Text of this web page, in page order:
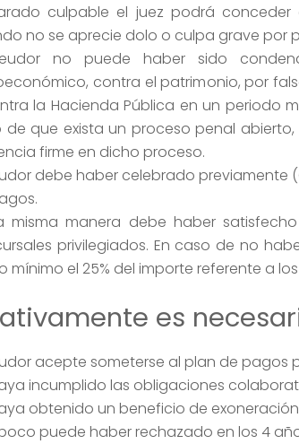
culpable el juez podrá conceder
no se aprecie dolo o culpa grave por
no puede haber sido
contra el patrimonio, por
la Hacienda Pública en un periodo
de que exista un proceso penal
firme en dicho proceso.
debe haber celebrado
misma manera debe haber
privilegiados. En caso de no
mínimo el 25% del importe referente a
es
acepte someterse al plan de pagos
incumplido las obligaciones
obtenido un beneficio de exoneración
puede haber rechazado en los 4